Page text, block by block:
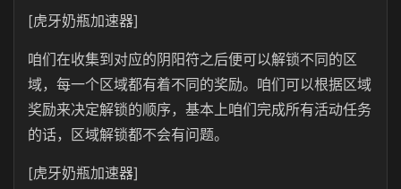
[虎牙奶瓶加速器]
咱们在收集到对应的阴阳符之后便可以解锁不同的区
域，每一个区域都有着不同的奖励。咱们可以根据区域
奖励来决定解锁的顺序，基本上咱们完成所有活动任务
的话，区域解锁都不会有问题。
[虎牙奶瓶加速器]